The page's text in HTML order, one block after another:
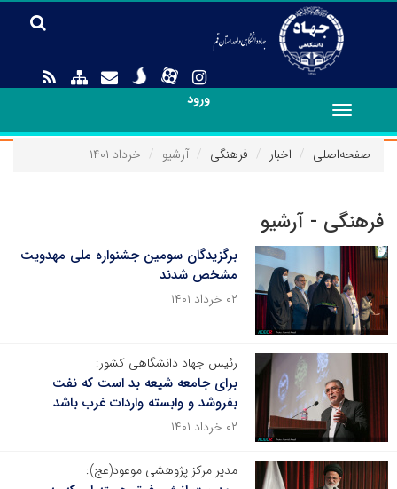
ورود
Toggle
navigation
صفحه‌اصلی
اخبار فرهنگی آرشیو خرداد ۱۴۰۱
فرهنگی - آرشیو
برگزیدگان سومین جشنواره ملی مهدویت
مشخص شدند
۰۲ خرداد ۱۴۰۱
رئیس جهاد دانشگاهی کشور:
برای جامعه شیعه بد است که نفت
بفروشد و وابسته واردات غرب باشد
۰۲ خرداد ۱۴۰۱
مدیر مرکز پژوهشی موعود(عج):